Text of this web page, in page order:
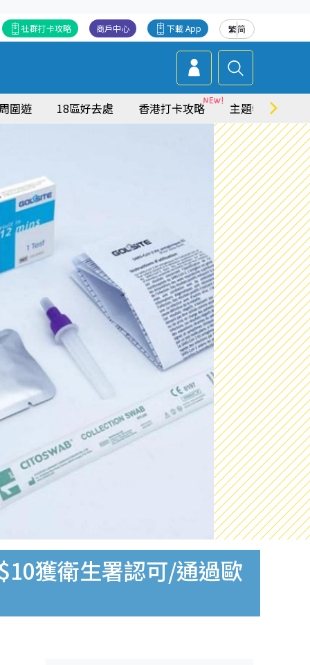
繁简
下載 App
商戶中心
社群打卡攻略
圍遊 18區好去處 香港打卡攻略 主題特集
獲衛生署認可/通過歐